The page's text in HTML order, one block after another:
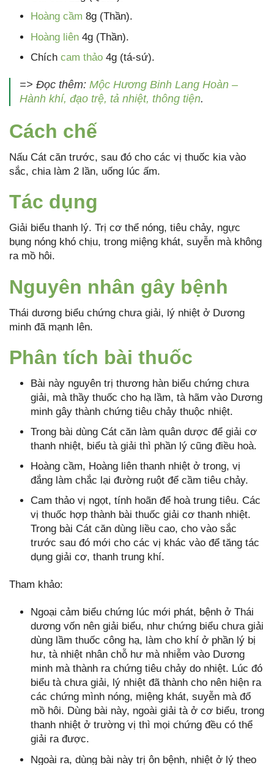
Hoàng cầm 8g (Thần).
Hoàng liên 4g (Thần).
Chích cam thảo 4g (tá-sứ).
=> Đọc thêm: Mộc Hương Binh Lang Hoàn –
Hành khí, đạo trệ, tả nhiệt, thông tiện.
Cách chế
Nấu Cát căn trước, sau đó cho các vị thuốc kia vào
sắc, chia làm 2 lần, uống lúc ấm.
Tác dụng
Giải biểu thanh lý. Trị cơ thể nóng, tiêu chảy, ngực
bụng nóng khó chịu, trong miệng khát, suyễn mà không
ra mồ hôi.
Nguyên nhân gây bệnh
Thái dương biểu chứng chưa giải, lý nhiệt ở Dương
minh đã mạnh lên.
Phân tích bài thuốc
Bài này nguyên trị thương hàn biểu chứng chưa
giải, mà thầy thuốc cho hạ lầm, tà hãm vào Dương
minh gây thành chứng tiêu chảy thuộc nhiệt.
Trong bài dùng Cát căn làm quân dược để giải cơ
thanh nhiệt, biểu tà giải thì phần lý cũng điều hoà.
Hoàng cầm, Hoàng liên thanh nhiệt ở trong, vị
đắng làm chắc lại đường ruột để cầm tiêu chảy.
Cam thảo vị ngọt, tính hoãn để hoà trung tiêu. Các
vị thuốc hợp thành bài thuốc giải cơ thanh nhiệt.
Trong bài Cát căn dùng liều cao, cho vào sắc
trước sau đó mới cho các vị khác vào để tăng tác
dụng giải cơ, thanh trung khí.
Tham khảo:
Ngoại cảm biểu chứng lúc mới phát, bệnh ở Thái
dương vốn nên giải biểu, như chứng biểu chưa giải
dùng lầm thuốc công hạ, làm cho khí ở phần lý bị
hư, tà nhiệt nhân chỗ hư mà nhiễm vào Dương
minh mà thành ra chứng tiêu chảy do nhiệt. Lúc đó
biểu tà chưa giải, lý nhiệt đã thành cho nên hiện ra
các chứng mình nóng, miệng khát, suyễn mà đổ
mồ hôi. Dùng bài này, ngoài giải tà ở cơ biểu, trong
thanh nhiệt ở trường vị thì mọi chứng đều có thể
giải ra được.
Ngoài ra, dùng bài này trị ôn bệnh, nhiệt ở lý theo